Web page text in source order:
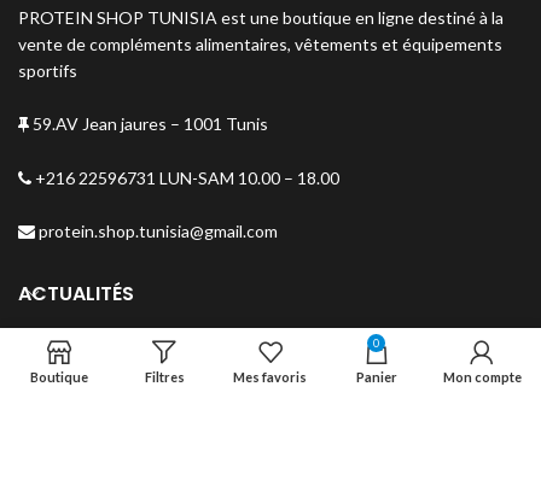
PROTEIN SHOP TUNISIA est une boutique en ligne destiné à la
vente de compléments alimentaires, vêtements et équipements
sportifs
59.AV Jean jaures – 1001 Tunis
+216 22596731 LUN-SAM 10.00 – 18.00
protein.shop.tunisia@gmail.com
ACTUALITÉS
MENU
Boutique Filtres Mes favoris
0
Panier Mon compte